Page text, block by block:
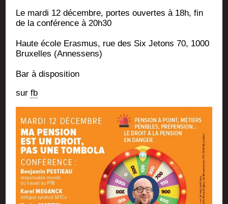
Le mar­di 12 décembre, portes ouvertes à 18h, fin
de la confé­rence à 20h30
Haute école Eras­mus, rue des Six Jetons 70, 1000
Bruxelles (Annes­sens)
Bar à disposition
surfb